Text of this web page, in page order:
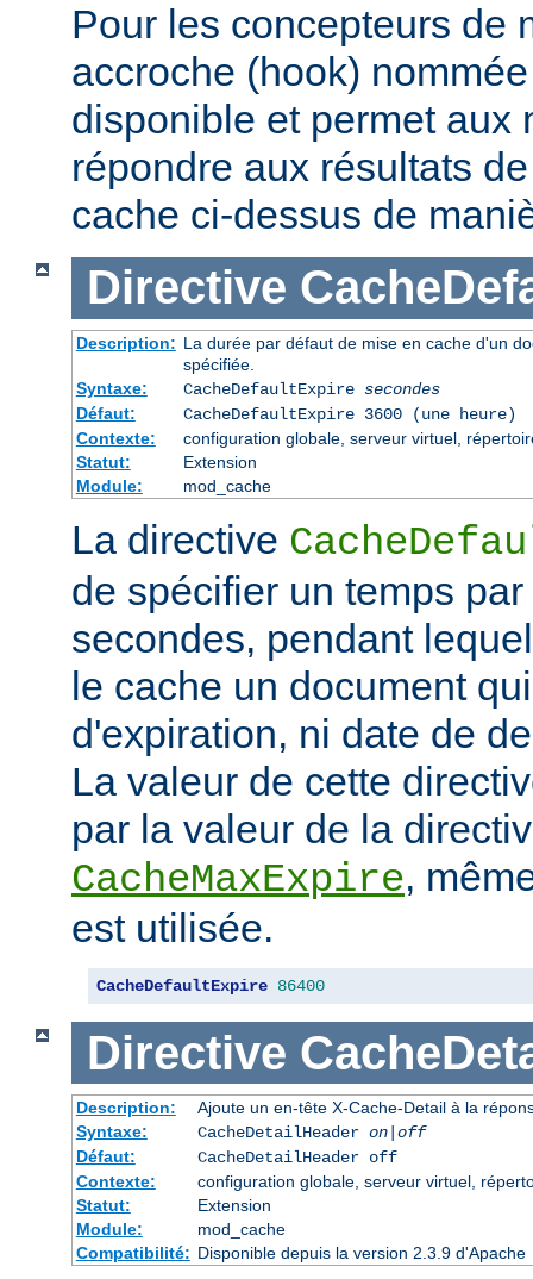
Pour les concepteurs de
accroche (hook)
disponible et permet aux
répondre aux résultats
cache ci-dessus de
Directive
Description: La durée par défaut de mise en cache d'un
spécifiée.
Syntaxe:
CacheDefaultExpire secondes
Défaut:
CacheDefaultExpire 3600 (une heure)
Contexte:
configuration globale, serveur virtuel,
Statut:
Extension
Module:
mod_cache
La directive
de spécifier un temps
secondes, pendant
le cache un document
d'expiration, ni date de
La valeur de cette
par la valeur de la
CacheMaxExpire,
est utilisée.
CacheDefaultExpire 86400
Directive
Description:
Ajoute un en-tête X-Cache-Detail à la
Syntaxe:
CacheDetailHeader on|off
Défaut:
CacheDetailHeader off
Contexte:
configuration globale, serveur virtuel,
Statut:
Extension
Module:
mod_cache
Compatibilité: Disponible depuis la version 2.3.9 d'Apache